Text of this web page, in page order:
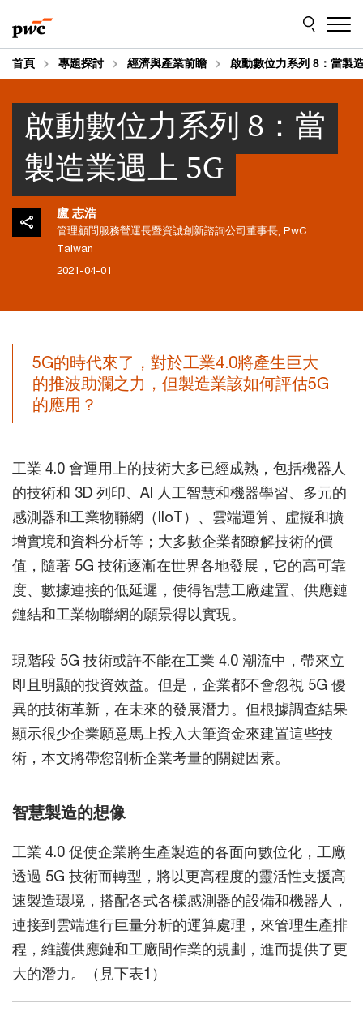
to
content
to
footer
首頁 專題探討 經濟與產業前瞻 啟動數位力系列 8：當製
啟動數位力系列 8：當
製造業遇上 5G
盧 志浩
管理顧問服務營運長暨資誠創新諮詢公司董事長, PwC
Taiwan
2021-04-01
5G的時代來了，對於工業4.0將產生巨大
的推波助瀾之力，但製造業該如何評估5G
的應用？
工業 4.0 會運用上的技術大多已經成熟，包括機器人
的技術和 3D 列印、AI 人工智慧和機器學習、多元的
感測器和工業物聯網（IIoT）、雲端運算、虛擬和擴
增實境和資料分析等；大多數企業都瞭解技術的價
值，隨著 5G 技術逐漸在世界各地發展，它的高可靠
度、數據連接的低延遲，使得智慧工廠建置、供應鏈
鏈結和工業物聯網的願景得以實現。
現階段 5G 技術或許不能在工業 4.0 潮流中，帶來立
即且明顯的投資效益。但是，企業都不會忽視 5G 優
異的技術革新，在未來的發展潛力。但根據調查結果
顯示很少企業願意馬上投入大筆資金來建置這些技
術，本文將帶您剖析企業考量的關鍵因素。
智慧製造的想像
工業 4.0 促使企業將生產製造的各面向數位化，工廠
透過 5G 技術而轉型，將以更高程度的靈活性支援高
速製造環境，搭配各式各樣感測器的設備和機器人，
連接到雲端進行巨量分析的運算處理，來管理生產排
程，維護供應鏈和工廠間作業的規劃，進而提供了更
大的潛力。（見下表1）